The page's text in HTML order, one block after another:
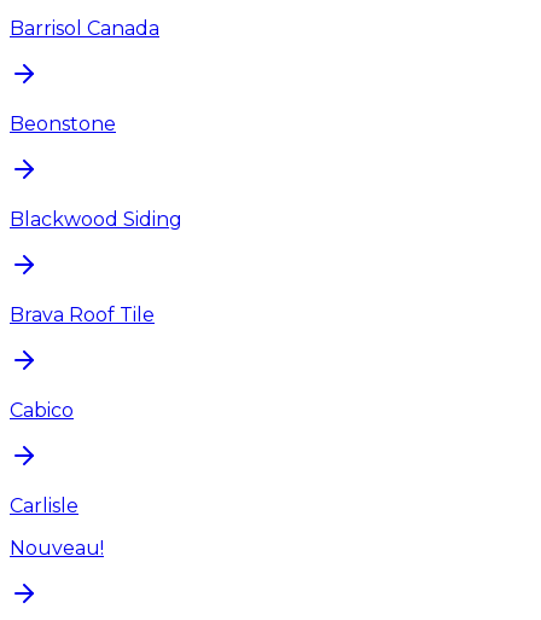
Barrisol Canada
Beonstone
Blackwood Siding
Brava Roof Tile
Cabico
Carlisle
Nouveau!